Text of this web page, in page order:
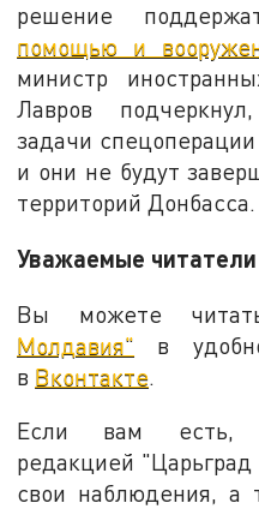
решение
помощью и
министр
Лавров
задачи
и они не будут
территорий Донбасса.
Уважаемые
Вы можете
Молдавия" в
в Вконтакте.
Если вам есть,
редакцией
свои наблюдения, а